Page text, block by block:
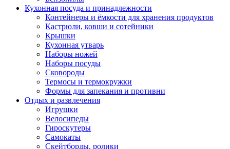
Кухонная посуда и принадлежности
Контейнеры и ёмкости для хранения продуктов
Кастрюли, ковши и сотейники
Крышки
Кухонная утварь
Наборы ножей
Наборы посуды
Сковороды
Термосы и термокружки
Формы для запекания и противни
Отдых и развлечения
Игрушки
Велосипеды
Гироскутеры
Самокаты
Скейтборды, ролики